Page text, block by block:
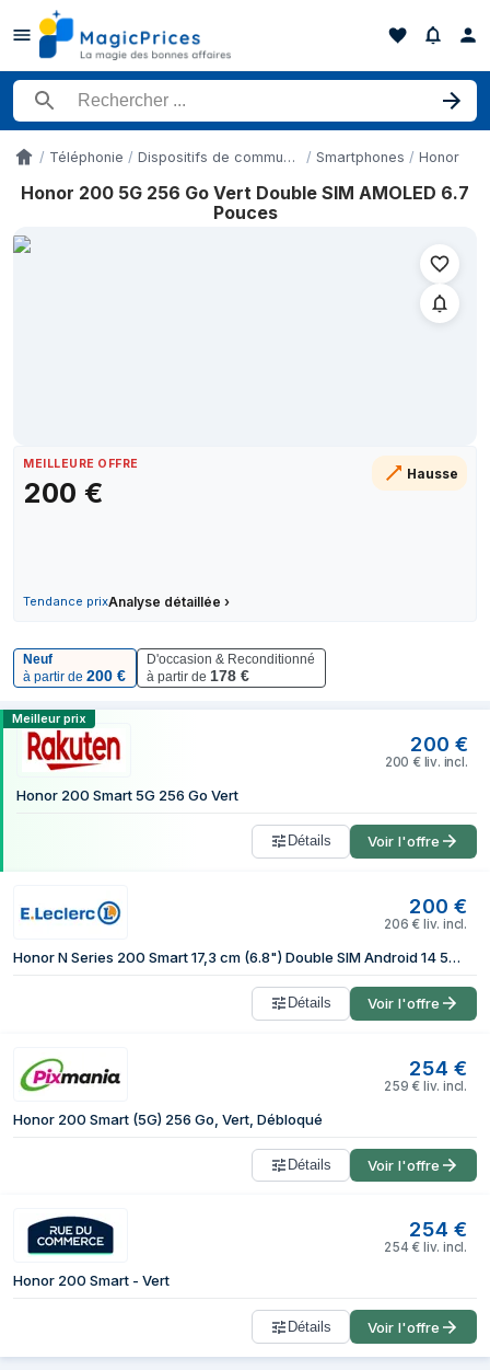
Rechercher un produit
AccueilTéléphonie Dispositifs de communication mobile Smartphones Honor
Honor 200 5G 256 Go Vert Double SIM AMOLED 6.7
Pouces
MEILLEURE OFFRE
200 €
Hausse
Tendance prixAnalyse détaillée ›
Historique des prix de Honor 200 5G 256 Go Vert Double SIM
Date
12 mai 2026
10 juillet 2026
15 juillet 2026
3 août 2026
Neuf
à partir de 200 €
D'occasion & Reconditionné
à partir de 178 €
Comparer les prix de Honor 200 5G 256
Meilleur prix
200 €
200 € liv. incl.
Honor 200 Smart 5G 256 Go Vert
Détails Voir l'offre
200 €
206 € liv. incl.
Honor N Series 200 Smart 17,3 cm (6.8") Double SIM Android 14 5G USB Type-C 4 Go 256 Go 5200 mAh Vert
Détails Voir l'offre
254 €
259 € liv. incl.
Honor 200 Smart (5G) 256 Go, Vert, Débloqué
Détails Voir l'offre
254 €
254 € liv. incl.
Honor 200 Smart - Vert
Détails Voir l'offre